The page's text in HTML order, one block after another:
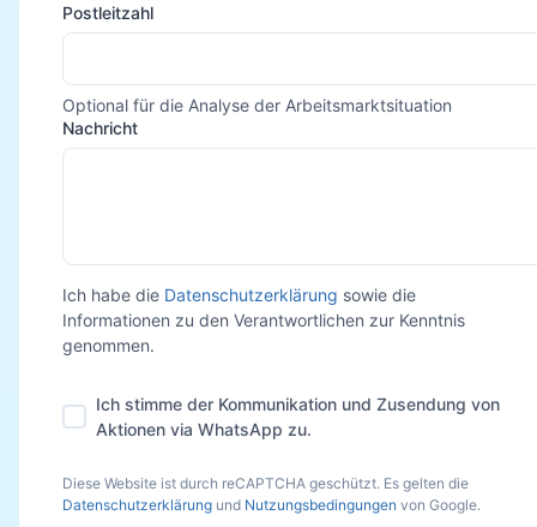
Postleitzahl
Optional für die Analyse der Arbeitsmarktsituation
Nachricht
Ich habe die Datenschutzerklärung sowie die
Informationen zu den Verantwortlichen zur Kenntnis
genommen.
Ich stimme der Kommunikation und Zusendung von
Aktionen via WhatsApp zu.
Diese Website ist durch reCAPTCHA geschützt. Es gelten die
Datenschutzerklärung und Nutzungsbedingungen von Google.